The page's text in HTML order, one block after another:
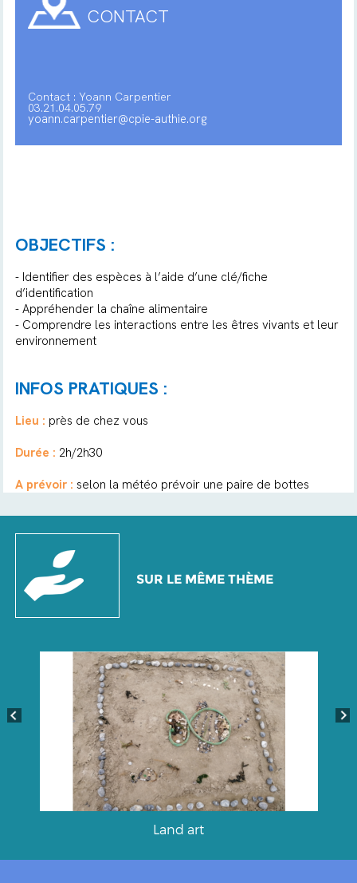
CONTACT
Contact : Yoann Carpentier
03.21.04.05.79
yoann.carpentier@cpie-authie.org
OBJECTIFS :
- Identifier des espèces à l’aide d’une clé/fiche
d’identification
- Appréhender la chaîne alimentaire
- Comprendre les interactions entre les êtres vivants et leur
environnement
INFOS PRATIQUES :
Lieu : près de chez vous
Durée : 2h/2h30
A prévoir : selon la météo prévoir une paire de bottes
SUR LE MÊME THÈME
Land art